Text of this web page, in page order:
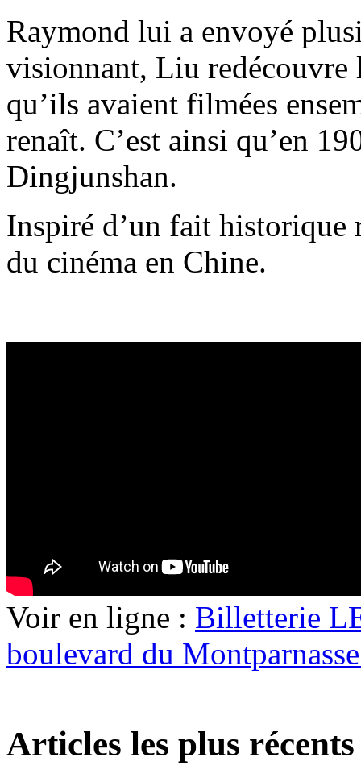
Raymond lui a envoyé
visionnant, Liu redécouvre
qu’ils avaient filmées
renaît. C’est ainsi qu’en
Dingjunshan.
Inspiré d’un fait historique
du cinéma en Chine.
Voir en ligne : Billetterie
boulevard du
Articles les plus récents